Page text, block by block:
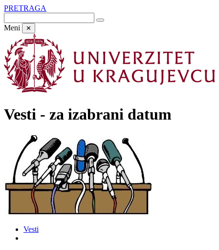
PRETRAGA
Meni ✕
Vesti - za izabrani datum
Vesti